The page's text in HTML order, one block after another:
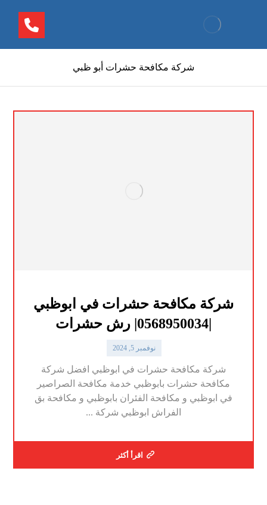
شركة مكافحة حشرات أبو ظبي
شركة مكافحة حشرات في ابوظبي
نوفمبر 5, 2024
شركة مكافحة حشرات في ابوظبي افضل شركة
مكافحة حشرات بابوظبي خدمة مكافحة الصراصير
في ابوظبي و مكافحة الفئران بابوظبي و مكافحة بق
الفراش ابوظبي شركة ...
اقرأ أكثر